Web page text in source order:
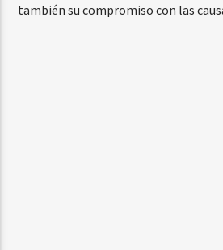
también su compromiso con las